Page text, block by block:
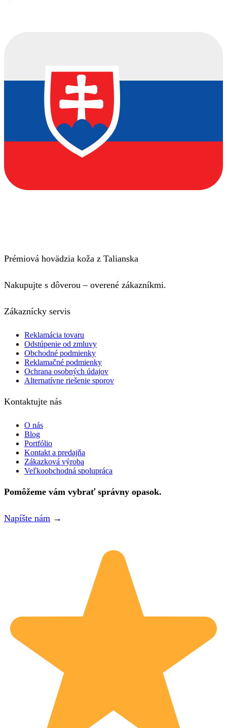
Prémiová hovädzia koža z Talianska
Nakupujte s dôverou – overené zákazníkmi.
Zákaznícky servis
Reklamácia tovaru
Odstúpenie od zmluvy
Obchodné podmienky
Reklamačné podmienky
Ochrana osobných údajov
Alternatívne riešenie sporov
Kontaktujte nás
O nás
Blog
Portfólio
Kontakt a predajňa
Zákazková výroba
Veľkoobchodná spolupráca
Pomôžeme vám vybrať správny opasok.
Napíšte nám →